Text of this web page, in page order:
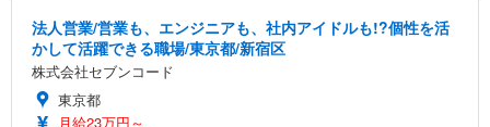
法人営業/営業も、エンジニアも、社内アイドルも!?個性を活
かして活躍できる職場/東京都/新宿区
株式会社セブンコード
東京都
月給23万円～